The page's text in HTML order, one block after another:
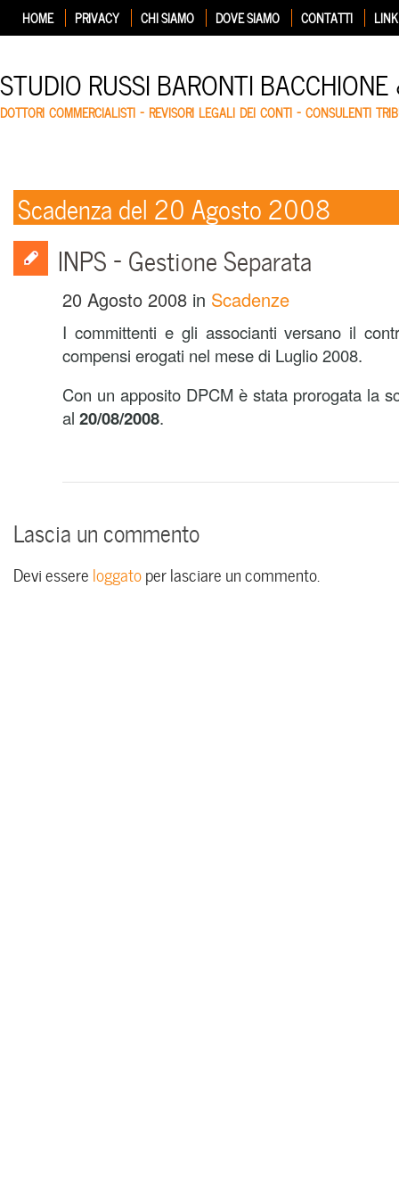
HOME PRIVACY CHI SIAMO DOVE SIAMO CONTATTI LINK
STUDIO RUSSI BARONTI
DOTTORI COMMERCIALISTI – REVISORI LEGALI DEI CONTI – CONSULENTI
Scadenza del 20 Agosto 2008
INPS – Gestione Separata
20 Agosto 2008 in Scadenze
I committenti e gli associanti versano il
compensi erogati nel mese di Luglio 2008.
Con un apposito DPCM è stata prorogata la
al 20/08/2008.
Lascia un commento
Devi essere loggatoper lasciare un commento.